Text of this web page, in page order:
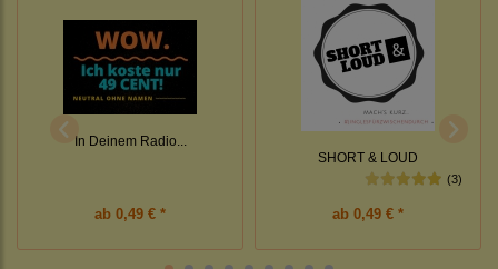
In Deinem Radio...
ab 0,49 € *
SHORT & LOUD
(3)
ab 0,49 € *